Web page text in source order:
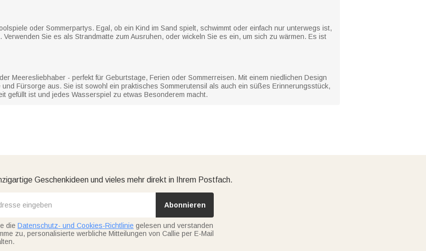
oder Sommerpartys. Egal, ob ein Kind im Sand spielt, schwimmt oder einfach nur unterwegs ist,
Sie es als Strandmatte zum Ausruhen, oder wickeln Sie es ein, um sich zu wärmen. Es ist
Meeresliebhaber - perfekt für Geburtstage, Ferien oder Sommerreisen. Mit einem niedlichen Design
Fürsorge aus. Sie ist sowohl ein praktisches Sommerutensil als auch ein süßes Erinnerungsstück,
gefüllt ist und jedes Wasserspiel zu etwas Besonderem macht.
Geschenkideen und vieles mehr direkt in Ihrem Postfach.
Abonnieren
die Datenschutz- und Cookies-Richtlinie gelesen und verstanden
zu, personalisierte werbliche Mitteilungen von Callie per E-Mail